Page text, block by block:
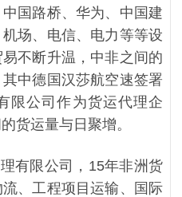
国路桥、华为、中国建
场、电信、电力等等设
不断升温，中非之间的
中德国汉莎航空速签署
限公司作为货运代理企
货运量与日聚增。
有限公司，15年非洲货
、工程项目运输、国际